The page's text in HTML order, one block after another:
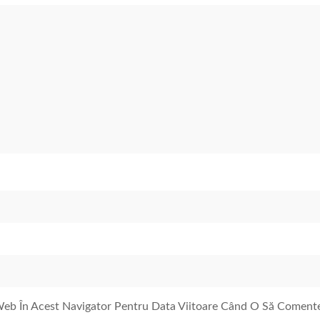
În Acest Navigator Pentru Data Viitoare Când O Să